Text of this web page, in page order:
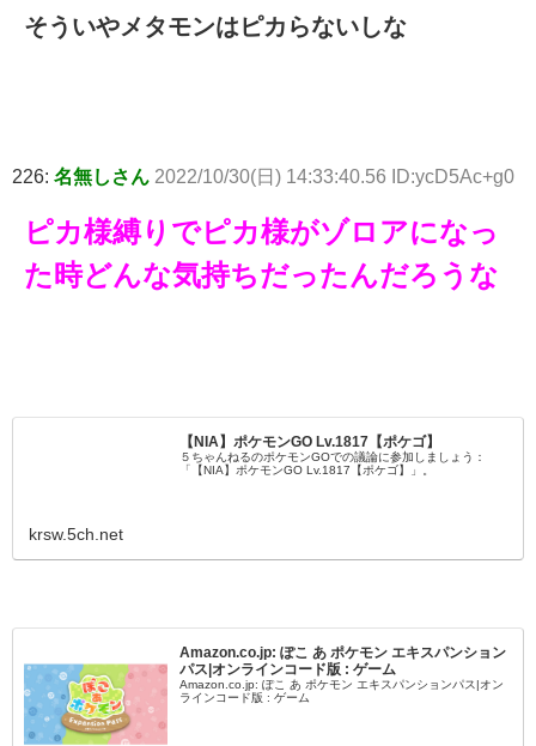
そういやメタモンはピカらないしな
226: 名無しさん 2022/10/30(日) 14:33:40.56 ID:ycD5Ac+g0
ピカ様縛りでピカ様がゾロアになっ
た時どんな気持ちだったんだろうな
【NIA】ポケモンGO Lv.1817【ポケゴ】
５ちゃんねるのポケモンGOでの議論に参加しましょう：
「【NIA】ポケモンGO Lv.1817【ポケゴ】」。
krsw.5ch.net
Amazon.co.jp: ぽこ あ ポケモン エキスパンション
パス|オンラインコード版 : ゲーム
Amazon.co.jp: ぽこ あ ポケモン エキスパンションパス|オン
ラインコード版 : ゲーム